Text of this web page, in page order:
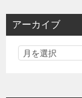
アーカイブ